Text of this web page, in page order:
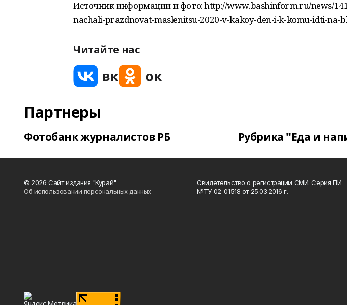
Источник информации и фото: http://www.bashinform.ru/news/
nachali-prazdnovat-maslenitsu-2020-v-kakoy-den-i-k-komu-idti-na-
Читайте нас
Партнеры
Фотобанк журналистов РБ Рубрика "Еда и
© 2026 Сайт издания "Курай"
Об использовании персональных данных
Свидетельство о регистрации СМИ: Серия ПИ
№ТУ 02-01518 от 25.03.2016 г.